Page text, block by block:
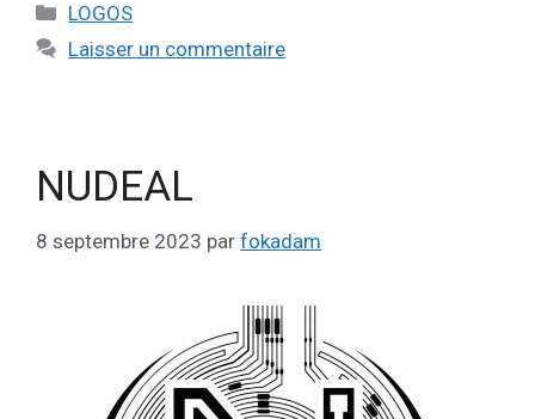
LOGOS
Laisser un commentaire
NUDEAL
8 septembre 2023 par fokadam